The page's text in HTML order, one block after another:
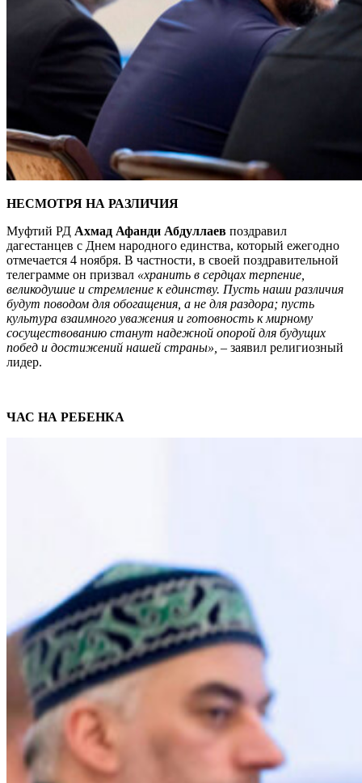
НЕСМОТРЯ НА РАЗЛИЧИЯ
Муфтий РД Ахмад Афанди Абдуллаев поздравил
дагестанцев с Днем народного единства, который ежегодно
отмечается 4 ноября. В частности, в своей поздравительной
телеграмме он призвал «хранить в сердцах терпение,
великодушие и стремление к единству. Пусть наши различия
будут поводом для обогащения, а не для раздора; пусть
культура взаимного уважения и готовность к мирному
сосуществованию станут надежной опорой для будущих
побед и достижений нашей страны», – заявил религиозный
лидер.
ЧАС НА РЕБЕНКА